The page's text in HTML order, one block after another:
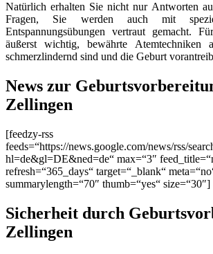
Natürlich erhalten Sie nicht nur Antworten
Fragen, Sie werden auch mit
Entspannungsübungen vertraut gemacht.
äußerst wichtig, bewährte Atemtechniken
schmerzlindernd sind und die Geburt
News zur
Zellingen
[feedzy-rss
feeds=“https://news.google.com/news/rss/
hl=de&gl=DE&ned=de“ max=“3″
refresh=“365_days“ target=“_blank“
summarylength=“70″ thumb=“yes“ size=“30″]
Sicherheit durch
Zellingen